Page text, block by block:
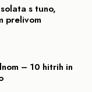
s tuno,
prelivom
– 10 hitrih in